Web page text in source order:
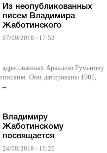
Из неопубликованных
писем Владимира
Жаботинского
07/09/2018 - 17:52
Аркадию Руманову
Они датированы 1905,
→
Владимиру
Жаботинскому
посвящается
24/08/2018 - 16:26